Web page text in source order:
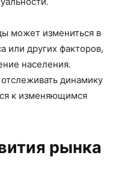
может измениться в
или других факторов,
населения.
динамику
к изменяющимся
рынка